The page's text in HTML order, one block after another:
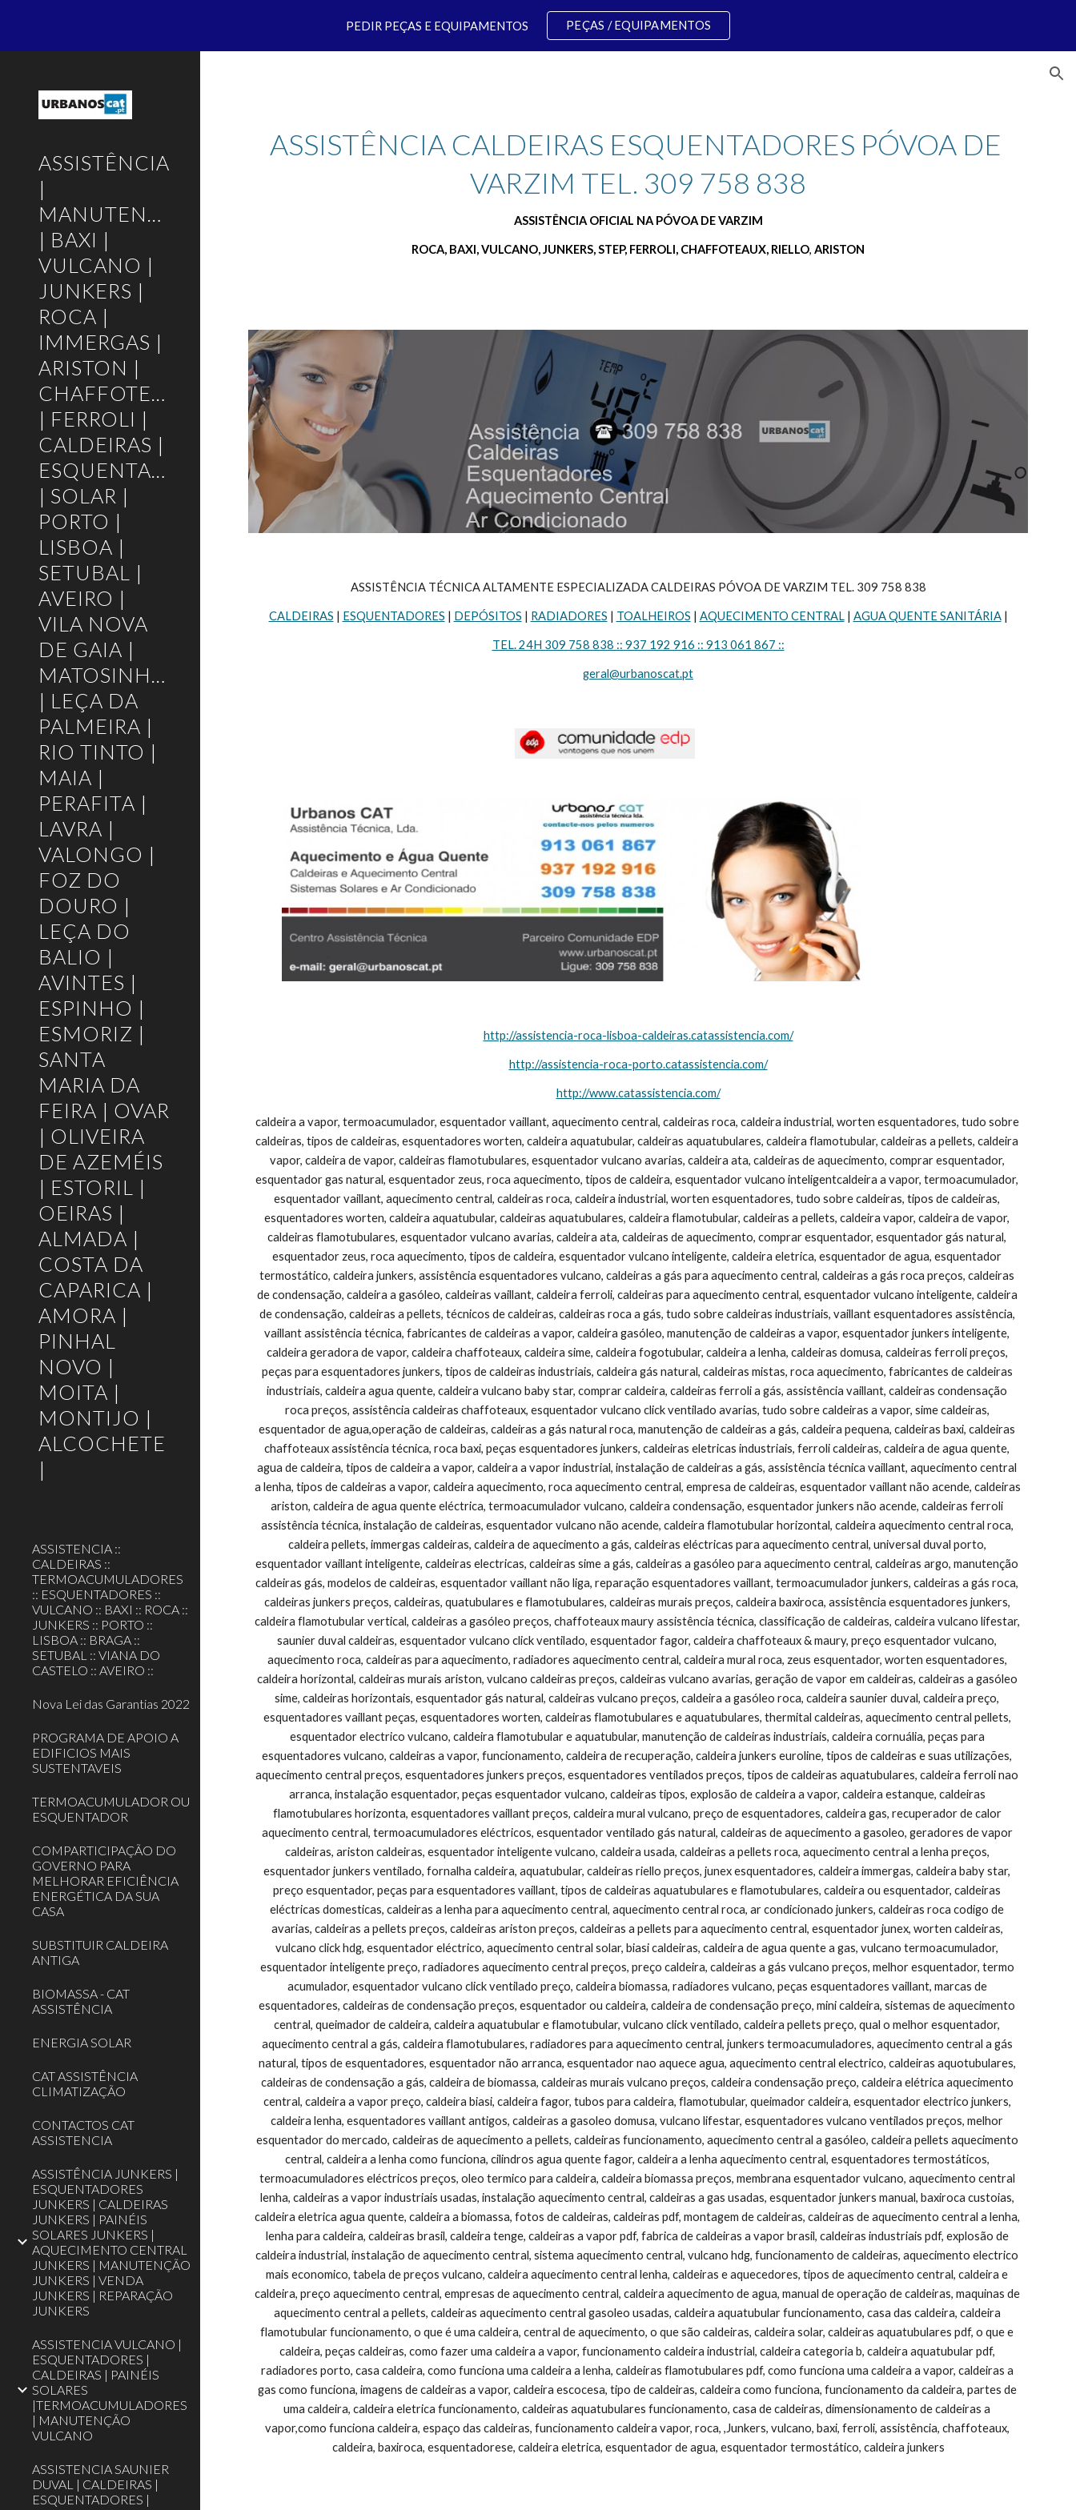
Skip to main content Skip to navigation
PEDIR PEÇAS E EQUIPAMENTOS PEÇAS / EQUIPAMENTOS
ASSISTÊNCIA
|
MANUTENÇÃO
| BAXI |
VULCANO |
JUNKERS |
ROCA |
IMMERGAS |
ARISTON |
CHAFFOTEAUX
| FERROLI |
CALDEIRAS |
ESQUENTADORES
| SOLAR |
PORTO |
LISBOA |
SETUBAL |
AVEIRO |
VILA NOVA
DE GAIA |
MATOSINHOS
| LEÇA DA
PALMEIRA |
RIO TINTO |
MAIA |
PERAFITA |
LAVRA |
VALONGO |
FOZ DO
DOURO |
LEÇA DO
BALIO |
AVINTES |
ESPINHO |
ESMORIZ |
SANTA
MARIA DA
FEIRA | OVAR
| OLIVEIRA
DE AZEMÉIS
| ESTORIL |
OEIRAS |
ALMADA |
COSTA DA
CAPARICA |
AMORA |
PINHAL
NOVO |
MOITA |
MONTIJO |
ALCOCHETE
|
ASSISTENCIA ::
CALDEIRAS ::
TERMOACUMULADORES
:: ESQUENTADORES ::
VULCANO :: BAXI :: ROCA ::
JUNKERS :: PORTO ::
LISBOA :: BRAGA ::
SETUBAL :: VIANA DO
CASTELO :: AVEIRO ::
Nova Lei das Garantias 2022
PROGRAMA DE APOIO A
EDIFICIOS MAIS
SUSTENTAVEIS
TERMOACUMULADOR OU
ESQUENTADOR
COMPARTICIPAÇÃO DO
GOVERNO PARA
MELHORAR EFICIÊNCIA
ENERGÉTICA DA SUA
CASA
SUBSTITUIR CALDEIRA
ANTIGA
BIOMASSA - CAT
ASSISTÊNCIA
ENERGIA SOLAR
CAT ASSISTÊNCIA
CLIMATIZAÇÃO
CONTACTOS CAT
ASSISTENCIA
ASSISTÊNCIA JUNKERS |
ESQUENTADORES
JUNKERS | CALDEIRAS
JUNKERS | PAINÉIS
SOLARES JUNKERS |
AQUECIMENTO CENTRAL
JUNKERS | MANUTENÇÃO
JUNKERS | VENDA
JUNKERS | REPARAÇÃO
JUNKERS
ASSISTENCIA VULCANO |
ESQUENTADORES |
CALDEIRAS | PAINÉIS
SOLARES
|TERMOACUMULADORES
| MANUTENÇÃO
VULCANO
ASSISTENCIA SAUNIER
DUVAL | CALDEIRAS |
ESQUENTADORES |
ASSISTÊNCIA CALDEIRAS ESQUENTADORES PÓVOA DE
VARZIM TEL. 309 758 838
ASSISTÊNCIA OFICIAL NA PÓVOA DE VARZIM
ROCA, BAXI, VULCANO, JUNKERS, STEP, FERROLI, CHAFFOTEAUX, RIELLO, ARISTON
ASSISTÊNCIA TÉCNICA ALTAMENTE ESPECIALIZADA CALDEIRAS PÓVOA DE VARZIM TEL. 309 758 838
CALDEIRAS | ESQUENTADORES | DEPÓSITOS | RADIADORES | TOALHEIROS | AQUECIMENTO CENTRAL | AGUA QUENTE SANITÁRIA |
TEL. 24H 309 758 838 :: 937 192 916 :: 913 061 867 ::
geral@urbanoscat.pt
http://assistencia-roca-lisboa-caldeiras.catassistencia.com/
http://assistencia-roca-porto.catassistencia.com/
http://www.catassistencia.com/
caldeira a vapor, termoacumulador, esquentador vaillant, aquecimento central, caldeiras roca, caldeira industrial, worten esquentadores, tudo sobre caldeiras, tipos de caldeiras, esquentadores worten, caldeira aquatubular, caldeiras aquatubulares, caldeira flamotubular, caldeiras a pellets, caldeira vapor, caldeira de vapor, caldeiras flamotubulares, esquentador vulcano avarias, caldeira ata, caldeiras de aquecimento, comprar esquentador, esquentador gas natural, esquentador zeus, roca aquecimento, tipos de caldeira, esquentador vulcano inteligentcaldeira a vapor, termoacumulador, esquentador vaillant, aquecimento central, caldeiras roca, caldeira industrial, worten esquentadores, tudo sobre caldeiras, tipos de caldeiras, esquentadores worten, caldeira aquatubular, caldeiras aquatubulares, caldeira flamotubular, caldeiras a pellets, caldeira vapor, caldeira de vapor, caldeiras flamotubulares, esquentador vulcano avarias, caldeira ata, caldeiras de aquecimento, comprar esquentador, esquentador gás natural, esquentador zeus, roca aquecimento, tipos de caldeira, esquentador vulcano inteligente, caldeira eletrica, esquentador de agua, esquentador termostático, caldeira junkers, assistência esquentadores vulcano, caldeiras a gás para aquecimento central, caldeiras a gás roca preços, caldeiras de condensação, caldeira a gasóleo, caldeiras vaillant, caldeira ferroli, caldeiras para aquecimento central, esquentador vulcano inteligente, caldeira de condensação, caldeiras a pellets, técnicos de caldeiras, caldeiras roca a gás, tudo sobre caldeiras industriais, vaillant esquentadores assistência, vaillant assistência técnica, fabricantes de caldeiras a vapor, caldeira gasóleo, manutenção de caldeiras a vapor, esquentador junkers inteligente, caldeira geradora de vapor, caldeira chaffoteaux, caldeira sime, caldeira fogotubular, caldeira a lenha, caldeiras domusa, caldeiras ferroli preços, peças para esquentadores junkers, tipos de caldeiras industriais, caldeira gás natural, caldeiras mistas, roca aquecimento, fabricantes de caldeiras industriais, caldeira agua quente, caldeira vulcano baby star, comprar caldeira, caldeiras ferroli a gás, assistência vaillant, caldeiras condensação roca preços, assistência caldeiras chaffoteaux, esquentador vulcano click ventilado avarias, tudo sobre caldeiras a vapor, sime caldeiras, esquentador de agua,operação de caldeiras, caldeiras a gás natural roca, manutenção de caldeiras a gás, caldeira pequena, caldeiras baxi, caldeiras chaffoteaux assistência técnica, roca baxi, peças esquentadores junkers, caldeiras eletricas industriais, ferroli caldeiras, caldeira de agua quente, agua de caldeira, tipos de caldeira a vapor, caldeira a vapor industrial, instalação de caldeiras a gás, assistência técnica vaillant, aquecimento central a lenha, tipos de caldeiras a vapor, caldeira aquecimento, roca aquecimento central, empresa de caldeiras, esquentador vaillant não acende, caldeiras ariston, caldeira de agua quente eléctrica, termoacumulador vulcano, caldeira condensação, esquentador junkers não acende, caldeiras ferroli assistência técnica, instalação de caldeiras, esquentador vulcano não acende, caldeira flamotubular horizontal, caldeira aquecimento central roca, caldeira pellets, immergas caldeiras, caldeira de aquecimento a gás, caldeiras eléctricas para aquecimento central, universal duval porto, esquentador vaillant inteligente, caldeiras electricas, caldeiras sime a gás, caldeiras a gasóleo para aquecimento central, caldeiras argo, manutenção caldeiras gás, modelos de caldeiras, esquentador vaillant não liga, reparação esquentadores vaillant, termoacumulador junkers, caldeiras a gás roca, caldeiras junkers preços, caldeiras, quatubulares e flamotubulares, caldeiras murais preços, caldeira baxiroca, assistência esquentadores junkers, caldeira flamotubular vertical, caldeiras a gasóleo preços, chaffoteaux maury assistência técnica, classificação de caldeiras, caldeira vulcano lifestar, saunier duval caldeiras, esquentador vulcano click ventilado, esquentador fagor, caldeira chaffoteaux & maury, preço esquentador vulcano, aquecimento roca, caldeiras para aquecimento, radiadores aquecimento central, caldeira mural roca, zeus esquentador, worten esquentadores, caldeira horizontal, caldeiras murais ariston, vulcano caldeiras preços, caldeiras vulcano avarias, geração de vapor em caldeiras, caldeiras a gasóleo sime, caldeiras horizontais, esquentador gás natural, caldeiras vulcano preços, caldeira a gasóleo roca, caldeira saunier duval, caldeira preço, esquentadores vaillant peças, esquentadores worten, caldeiras flamotubulares e aquatubulares, thermital caldeiras, aquecimento central pellets, esquentador electrico vulcano, caldeira flamotubular e aquatubular, manutenção de caldeiras industriais, caldeira cornuália, peças para esquentadores vulcano, caldeiras a vapor, funcionamento, caldeira de recuperação, caldeira junkers euroline, tipos de caldeiras e suas utilizações, aquecimento central preços, esquentadores junkers preços, esquentadores ventilados preços, tipos de caldeiras aquatubulares, caldeira ferroli nao arranca, instalação esquentador, peças esquentador vulcano, caldeiras tipos, explosão de caldeira a vapor, caldeira estanque, caldeiras flamotubulares horizonta, esquentadores vaillant preços, caldeira mural vulcano, preço de esquentadores, caldeira gas, recuperador de calor aquecimento central, termoacumuladores eléctricos, esquentador ventilado gás natural, caldeiras de aquecimento a gasoleo, geradores de vapor caldeiras, ariston caldeiras, esquentador inteligente vulcano, caldeira usada, caldeiras a pellets roca, aquecimento central a lenha preços, esquentador junkers ventilado, fornalha caldeira, aquatubular, caldeiras riello preços, junex esquentadores, caldeira immergas, caldeira baby star, preço esquentador, peças para esquentadores vaillant, tipos de caldeiras aquatubulares e flamotubulares, caldeira ou esquentador, caldeiras eléctricas domesticas, caldeiras a lenha para aquecimento central, aquecimento central roca, ar condicionado junkers, caldeiras roca codigo de avarias, caldeiras a pellets preços, caldeiras ariston preços, caldeiras a pellets para aquecimento central, esquentador junex, worten caldeiras, vulcano click hdg, esquentador eléctrico, aquecimento central solar, biasi caldeiras, caldeira de agua quente a gas, vulcano termoacumulador, esquentador inteligente preço, radiadores aquecimento central preços, preço caldeira, caldeiras a gás vulcano preços, melhor esquentador, termo acumulador, esquentador vulcano click ventilado preço, caldeira biomassa, radiadores vulcano, peças esquentadores vaillant, marcas de esquentadores, caldeiras de condensação preços, esquentador ou caldeira, caldeira de condensação preço, mini caldeira, sistemas de aquecimento central, queimador de caldeira, caldeira aquatubular e flamotubular, vulcano click ventilado, caldeira pellets preço, qual o melhor esquentador, aquecimento central a gás, caldeira flamotubulares, radiadores para aquecimento central, junkers termoacumuladores, aquecimento central a gás natural, tipos de esquentadores, esquentador não arranca, esquentador nao aquece agua, aquecimento central electrico, caldeiras aquotubulares, caldeiras de condensação a gás, caldeira de biomassa, caldeiras murais vulcano preços, caldeira condensação preço, caldeira elétrica aquecimento central, caldeira a vapor preço, caldeira biasi, caldeira fagor, tubos para caldeira, flamotubular, queimador caldeira, esquentador electrico junkers, caldeira lenha, esquentadores vaillant antigos, caldeiras a gasoleo domusa, vulcano lifestar, esquentadores vulcano ventilados preços, melhor esquentador do mercado, caldeiras de aquecimento a pellets, caldeiras funcionamento, aquecimento central a gasóleo, caldeira pellets aquecimento central, caldeira a lenha como funciona, cilindros agua quente fagor, caldeira a lenha aquecimento central, esquentadores termostáticos, termoacumuladores eléctricos preços, oleo termico para caldeira, caldeira biomassa preços, membrana esquentador vulcano, aquecimento central lenha, caldeiras a vapor industriais usadas, instalação aquecimento central, caldeiras a gas usadas, esquentador junkers manual, baxiroca custoias, caldeira eletrica agua quente, caldeira a biomassa, fotos de caldeiras, caldeiras pdf, montagem de caldeiras, caldeiras de aquecimento central a lenha, lenha para caldeira, caldeiras brasil, caldeira tenge, caldeiras a vapor pdf, fabrica de caldeiras a vapor brasil, caldeiras industriais pdf, explosão de caldeira industrial, instalação de aquecimento central, sistema aquecimento central, vulcano hdg, funcionamento de caldeiras, aquecimento electrico mais economico, tabela de preços vulcano, caldeira aquecimento central lenha, caldeiras e aquecedores, tipos de aquecimento central, caldeira e caldeira, preço aquecimento central, empresas de aquecimento central, caldeira aquecimento de agua, manual de operação de caldeiras, maquinas de aquecimento central a pellets, caldeiras aquecimento central gasoleo usadas, caldeira aquatubular funcionamento, casa das caldeira, caldeira flamotubular funcionamento, o que é uma caldeira, central de aquecimento, o que são caldeiras, caldeira solar, caldeiras aquatubulares pdf, o que e caldeira, peças caldeiras, como fazer uma caldeira a vapor, funcionamento caldeira industrial, caldeira categoria b, caldeira aquatubular pdf, radiadores porto, casa caldeira, como funciona uma caldeira a lenha, caldeiras flamotubulares pdf, como funciona uma caldeira a vapor, caldeiras a gas como funciona, imagens de caldeiras a vapor, caldeira escocesa, tipo de caldeiras, caldeira como funciona, funcionamento da caldeira, partes de uma caldeira, caldeira eletrica funcionamento, caldeiras aquatubulares funcionamento, casa de caldeiras, dimensionamento de caldeiras a vapor,como funciona caldeira, espaço das caldeiras, funcionamento caldeira vapor, roca, ,Junkers, vulcano, baxi, ferroli, assistênc